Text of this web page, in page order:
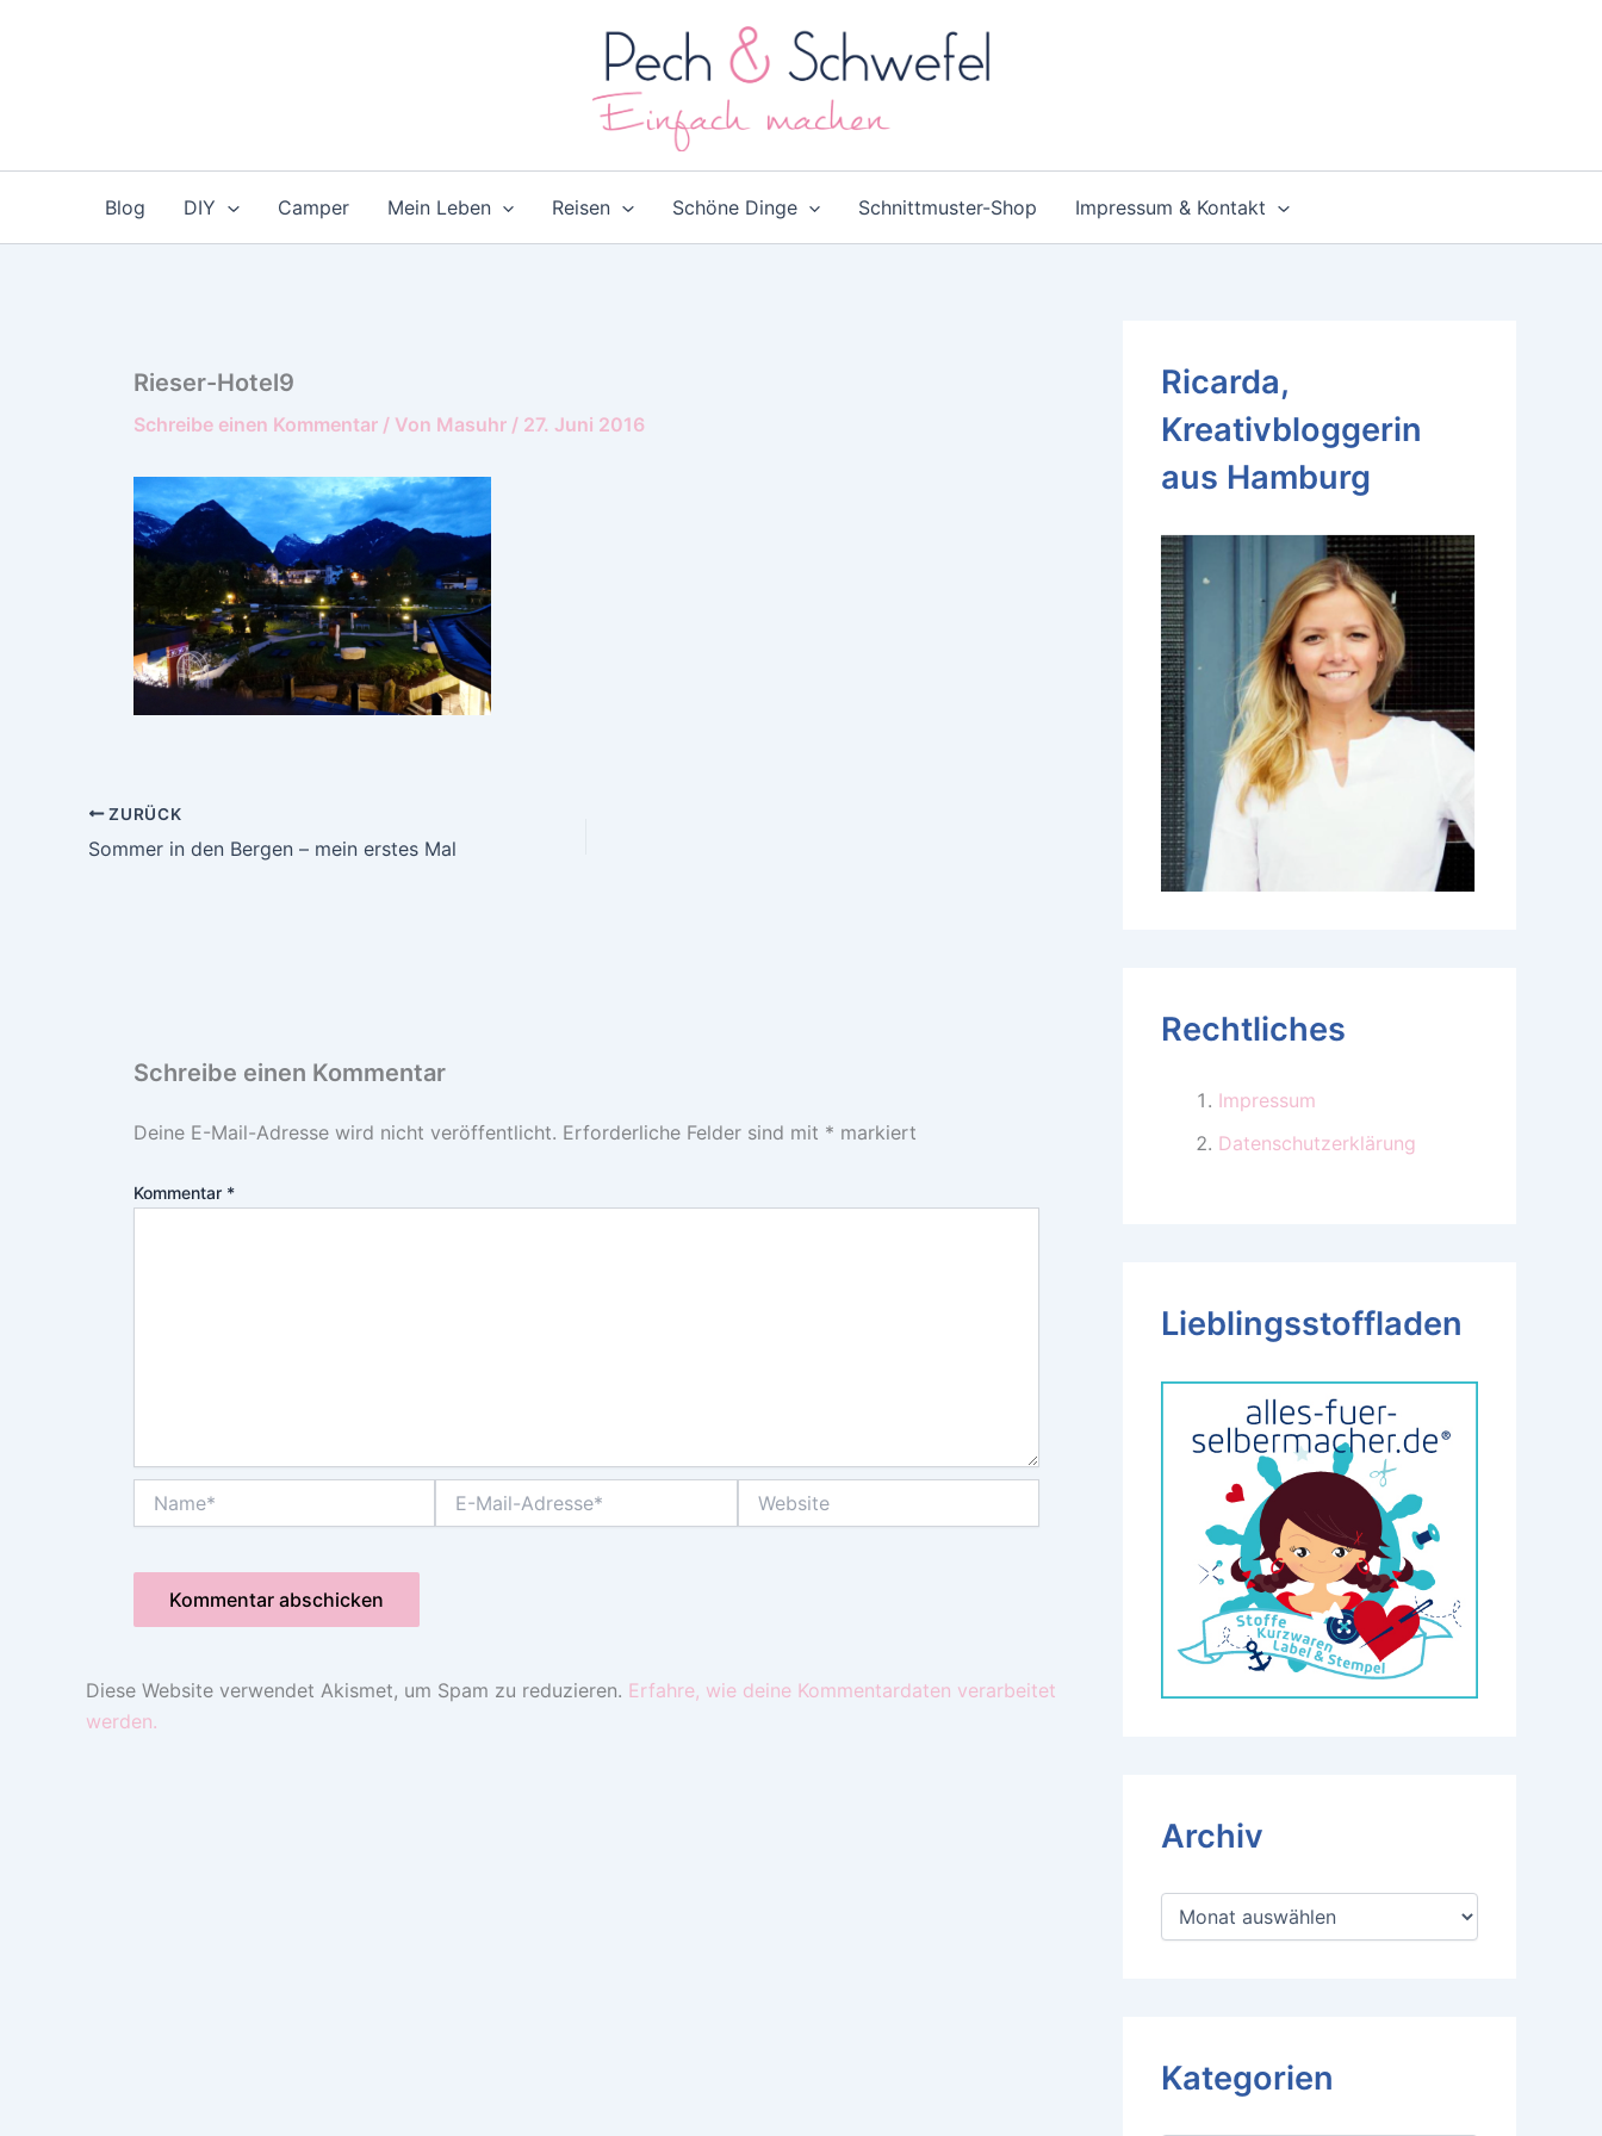
Blog DIY Camper Mein Leben Reisen Schöne Dinge Schnittmuster-Shop Impressum & Kontakt
Rieser-Hotel9
Schreibe einen Kommentar / Von Masuhr / 27. Juni 2016
ZURÜCK
Sommer in den Bergen – mein erstes Mal
Schreibe einen Kommentar
Deine E-Mail-Adresse wird nicht veröffentlicht. Erforderliche Felder sind mit * markiert
Kommentar *
Mail-
Diese Website verwendet Akismet, um Spam zu reduzieren. Erfahre, wie deine Kommentardaten verarbeitet
werden.
Ricarda,
Kreativbloggerin
aus Hamburg
Rechtliches
Impressum
Datenschutzerklärung
Lieblingsstoffladen
Archiv
A
Kategorien